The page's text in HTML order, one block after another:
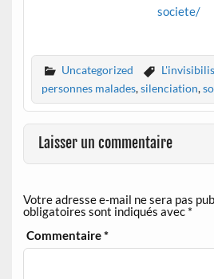
societe/
Uncategorized
personnes malades,silenciation,
Laisser un commentaire
Votre adresse e-mail ne sera pas
obligatoires sont indiqués avec *
Commentaire*